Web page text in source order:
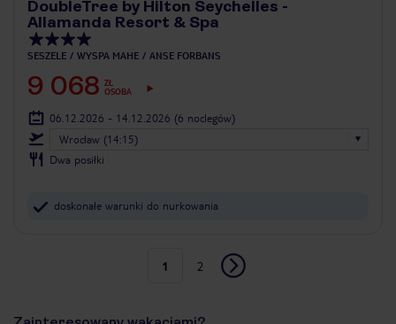
DoubleTree by Hilton Seychelles -
Allamanda Resort & Spa
SESZELE WYSPA MAHE ANSE FORBANS
9 068 ZŁ
OSOBA
06.12.2026 - 14.12.2026 (6 noclegów)
Wrocław (14:15)
Dwa posiłki
doskonałe warunki do nurkowania
1 2